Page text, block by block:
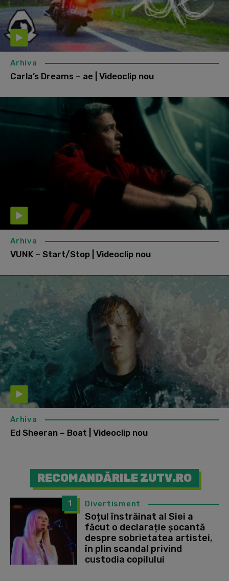
Arhiva
Carla’s Dreams – ae | Videoclip nou
Arhiva
VUNK – Start/Stop | Videoclip nou
Arhiva
Ed Sheeran – Boat | Videoclip nou
RECOMANDĂRILE ZUTV.RO
1 Divertisment
Soțul înstrăinat al Siei a
făcut o declarație șocantă
despre sobrietatea artistei,
în plin scandal privind
custodia copilului